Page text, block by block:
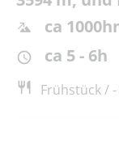
ca
ca 5 - 6h
Frühstück /